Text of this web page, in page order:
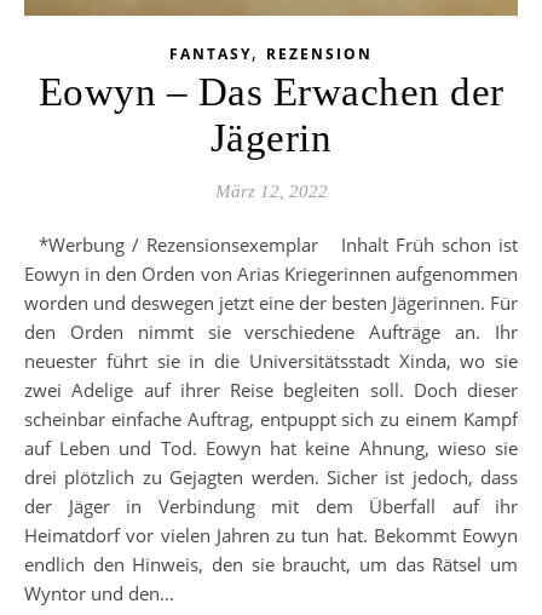
FANTASY, REZENSION
Eowyn – Das Erwachen der
Jägerin
März 12, 2022
*Werbung / Rezensionsexemplar Inhalt Früh schon ist
Eowyn in den Orden von Arias Kriegerinnen aufgenommen
worden und deswegen jetzt eine der besten Jägerinnen. Für
den Orden nimmt sie verschiedene Aufträge an. Ihr
neuester führt sie in die Universitätsstadt Xinda, wo sie
zwei Adelige auf ihrer Reise begleiten soll. Doch dieser
scheinbar einfache Auftrag, entpuppt sich zu einem Kampf
auf Leben und Tod. Eowyn hat keine Ahnung, wieso sie
drei plötzlich zu Gejagten werden. Sicher ist jedoch, dass
der Jäger in Verbindung mit dem Überfall auf ihr
Heimatdorf vor vielen Jahren zu tun hat. Bekommt Eowyn
endlich den Hinweis, den sie braucht, um das Rätsel um
Wyntor und den…